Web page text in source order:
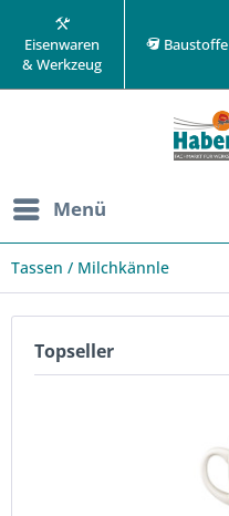
Eisenwaren
& Werkzeug
Baustoffe
Menü
Tassen / Milchkännle
Topseller